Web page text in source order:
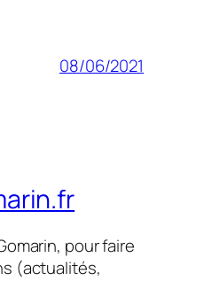
08/06/2021
pour faire
(actualités,